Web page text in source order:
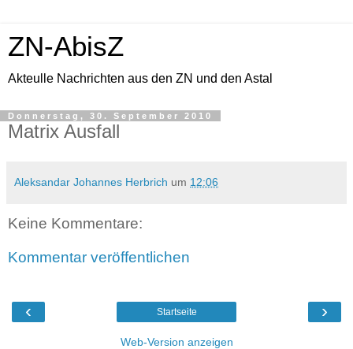
ZN-AbisZ
Akteulle Nachrichten aus den ZN und den Astal
Donnerstag, 30. September 2010
Matrix Ausfall
Aleksandar Johannes Herbrich um 12:06
Keine Kommentare:
Kommentar veröffentlichen
‹ ›
Startseite
Web-Version anzeigen